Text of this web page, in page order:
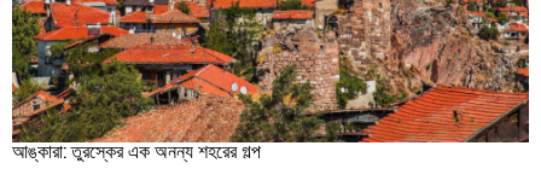
আঙ্কারা: তুরস্কের এক অনন্য শহরের গল্প